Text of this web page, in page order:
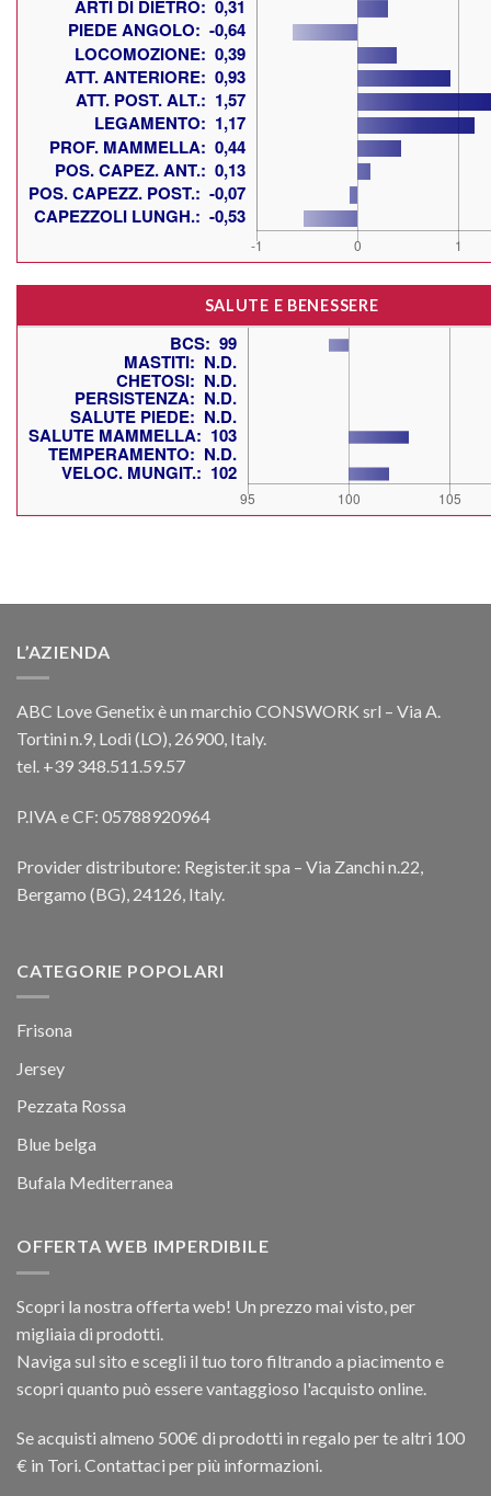
SALUTE E BENESSERE
L’AZIENDA
ABC Love Genetix è un marchio CONSWORK srl – Via A.
Tortini n.9, Lodi (LO), 26900, Italy.
tel. +39 348.511.59.57
P.IVA e CF: 05788920964
Provider distributore: Register.it spa – Via Zanchi n.22,
Bergamo (BG), 24126, Italy.
CATEGORIE POPOLARI
Frisona
Jersey
Pezzata Rossa
Blue belga
Bufala Mediterranea
OFFERTA WEB IMPERDIBILE
Scopri la nostra offerta web! Un prezzo mai visto, per
migliaia di prodotti.
Naviga sul sito e scegli il tuo toro filtrando a piacimento e
scopri quanto può essere vantaggioso l'acquisto online.
Se acquisti almeno 500€ di prodotti in regalo per te altri 100
€ in Tori. Contattaci per più informazioni.